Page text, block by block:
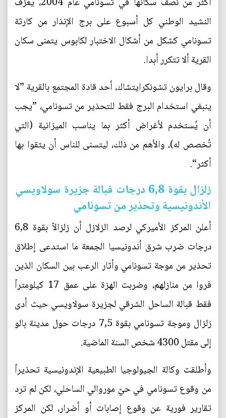
النشيد الوطني كل أسبوع على برج الإنذار من كارثة
تسونامي كشكل من أشكال الاختبار لكابوس يتمنى سكان
القرية ألا تتكرر أبدا.
وقال برايون تشونكرايتشاك، أحد قادة المجتمع بالقرية ”لا
ينبغي استخدام البرج فقط للتحذير من تسونامي، ”يجب
أن يُستخدم لأغراض أكثر بما يناسب الميزانية (التي
تُخصص له)، والأهم من ذلك، ليتسنى للناس أن يثقوا بها
أكثر“.
زلزال بقوة 6,8 درجات قبالة جزيرة سولاويسي
الأندونيسية وتحذير من تسونامي
أعلن المركز الأميركي لرصد الزلازل أن زلزالاً بقوة 6,8
درجات ضرب شرق أندونيسيا الجمعة ما استدعى إطلاق
تحذير من موجة تسونامي وأثار الرعب بين السكان الذين
فروا من منازلهم، وضربت الهزة على عمق 17 كيلومتراً
فقط قبالة الساحل الشرقي لجزيرة سولاويسي حيث أدى
زلزال وموجة تسونامي بقوة 7,5 درجات حول مدينة بالو
إلى مقتل 4300 شخص السنة الماضية.
وأطلقت وكالة الجيولوجيا الطبيعية الإندونيسية تحذيراً
من وقوع تسونامي في حيّ موروالي الساحلي، لكن لم ترد
تقارير فورية عن وقوع إصابات أو أضرار، لكن المركز